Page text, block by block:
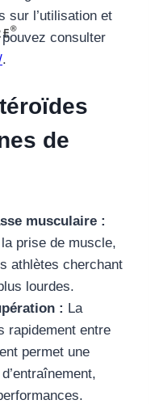
sur l’utilisation et
consulter
.
de
musculaire :
prise de muscle,
athlètes cherchant
lourdes.
: La
rapidement entre
permet une